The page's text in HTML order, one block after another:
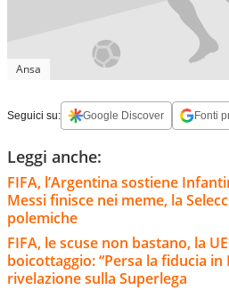
Ansa
Seguici su: Google Discover Fonti
Leggi anche:
FIFA, l’Argentina sostiene
Messi finisce nei meme, la
polemiche
FIFA, le scuse non bastano, la
boicottaggio: “Persa la fiducia in
rivelazione sulla Superlega